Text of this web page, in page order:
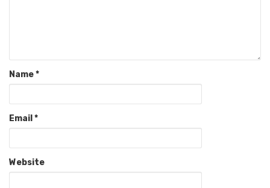
Name*
Email *
Website